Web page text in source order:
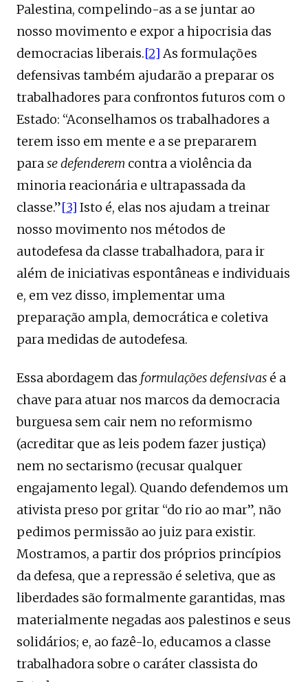
Palestina, compelindo-as a se juntar ao
nosso movimento e expor a hipocrisia das
democracias liberais.[2] As formulações
defensivas também ajudarão a preparar os
trabalhadores para confrontos futuros com o
Estado: “Aconselhamos os trabalhadores a
terem isso em mente e a se prepararem
parase defenderem contra a violência da
minoria reacionária e ultrapassada da
classe.”[3] Isto é, elas nos ajudam a treinar
nosso movimento nos métodos de
autodefesa da classe trabalhadora, para ir
além de iniciativas espontâneas e individuais
e, em vez disso, implementar uma
preparação ampla, democrática e coletiva
para medidas de autodefesa.
Essa abordagem das formulações defensivas é a
chave para atuar nos marcos da democracia
burguesa sem cair nem no reformismo
(acreditar que as leis podem fazer justiça)
nem no sectarismo (recusar qualquer
engajamento legal). Quando defendemos um
ativista preso por gritar “do rio ao mar”, não
pedimos permissão ao juiz para existir.
Mostramos, a partir dos próprios princípios
da defesa, que a repressão é seletiva, que as
liberdades são formalmente garantidas, mas
materialmente negadas aos palestinos e seus
solidários; e, ao fazê-lo, educamos a classe
trabalhadora sobre o caráter classista do